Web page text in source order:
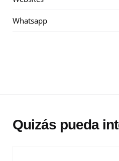
Whatsapp
Quizás pueda